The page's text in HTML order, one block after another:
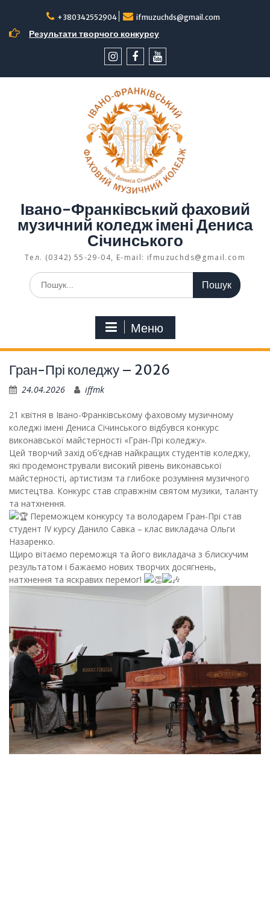
вмісту
+380342552904 ifmuzuchds@gmail.com
Результати творчого конкурсу
Івано-Франківський фаховий
музичний коледж імені Дениса
Січинського
Тел. (0342) 55-29-04, E-mail: ifmuzuchds@gmail.com
Шукати:
Меню
Гран-Прі коледжу – 2026
24.04.2026 iffmk
21 квітня в Івано-Франківському фаховому музичному
коледжі імені Дениса Січинського відбувся конкурс
виконавської майстерності «Гран-Прі коледжу».
Цей творчий захід об’єднав найкращих студентів коледжу,
які продемонстрували високий рівень виконавської
майстерності, артистизм та глибоке розуміння музичного
мистецтва. Конкурс став справжнім святом музики, таланту
та натхнення.
Переможцем конкурсу та володарем Гран-Прі став
студент IV курсу Данило Савка – клас викладача Ольги
Назаренко.
Щиро вітаємо переможця та його викладача з блискучим
результатом і бажаємо нових творчих досягнень,
натхнення та яскравих перемог!